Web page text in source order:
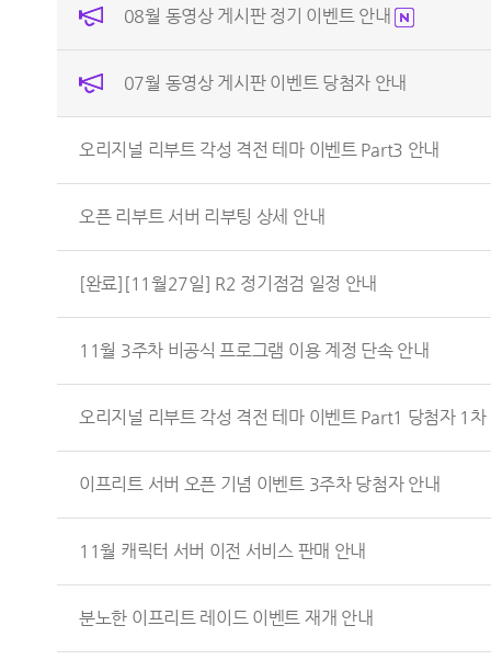
08월 동영상 게시판 정기 이벤트 안내
07월 동영상 게시판 이벤트 당첨자 안내
오리지널 리부트 각성 격전 테마 이벤트 Part3 안내
오픈 리부트 서버 리부팅 상세 안내
[완료][11월27일] R2 정기점검 일정 안내
11월 3주차 비공식 프로그램 이용 계정 단속 안내
오리지널 리부트 각성 격전 테마 이벤트 Part1 당첨자 1차
이프리트 서버 오픈 기념 이벤트 3주차 당첨자 안내
11월 캐릭터 서버 이전 서비스 판매 안내
분노한 이프리트 레이드 이벤트 재개 안내